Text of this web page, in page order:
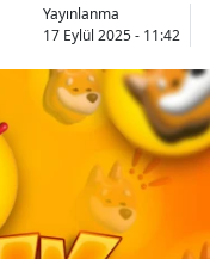
Yayınlanma
17 Eylül 2025 - 11:42